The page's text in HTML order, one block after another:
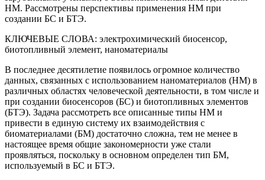
НМ. Рассмотрены перспективы применения НМ при
создании БС и БТЭ.
КЛЮЧЕВЫЕ СЛОВА: электрохимический биосенсор,
биотопливный элемент, наноматериалы
В последнее десятилетие появилось огромное количество
данных, связанных с использованием наноматериалов (НМ) в
различных областях человеческой деятельности, в том числе и
при создании биосенсоров (БС) и биотопливных элементов
(БТЭ). Задача рассмотреть все описанные типы НМ и
привести в единую систему их взаимодействия с
биоматериалами (БМ) достаточно сложна, тем не менее в
настоящее время общие закономерности уже стали
проявляться, поскольку в основном определен тип БМ,
используемый в БС и БТЭ.